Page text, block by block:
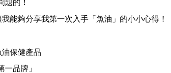
題的！
我能夠分享我第一次入手「魚油」的小小心得！
保健產品
品牌」